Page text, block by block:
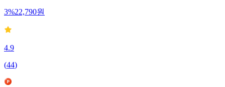
3%22,790원
4.9
(44)